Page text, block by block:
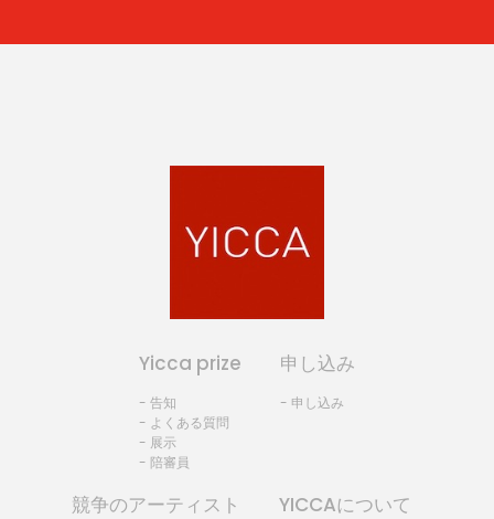
Yicca prize
- 告知
- よくある質問
- 展示
- 陪審員
申し込み
- 申し込み
競争のアーティスト YICCAについて